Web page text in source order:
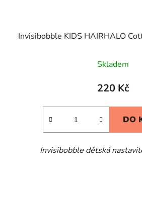
Invisibobble KIDS HAIRHALO
Skladem
220 Kč
DO
Invisibobble dětská